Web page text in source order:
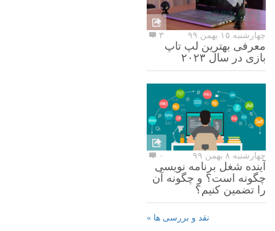
چهارشنبه ۱۵ بهمن ۹۹ ۳
معرفی بهترین لپ تاپ
بازی در سال ۲۰۲۳
چهارشنبه ۸ بهمن ۹۹ ۰
آینده شغل برنامه نویسی
چگونه است؟ و چگونه آن
را تضمین کنیم؟
نقد و بررسی ها »